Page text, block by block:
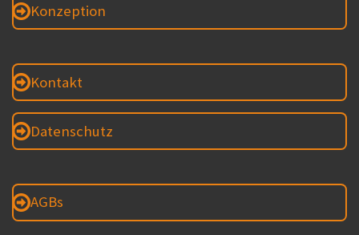
Konzeption
Kontakt
Datenschutz
AGBs